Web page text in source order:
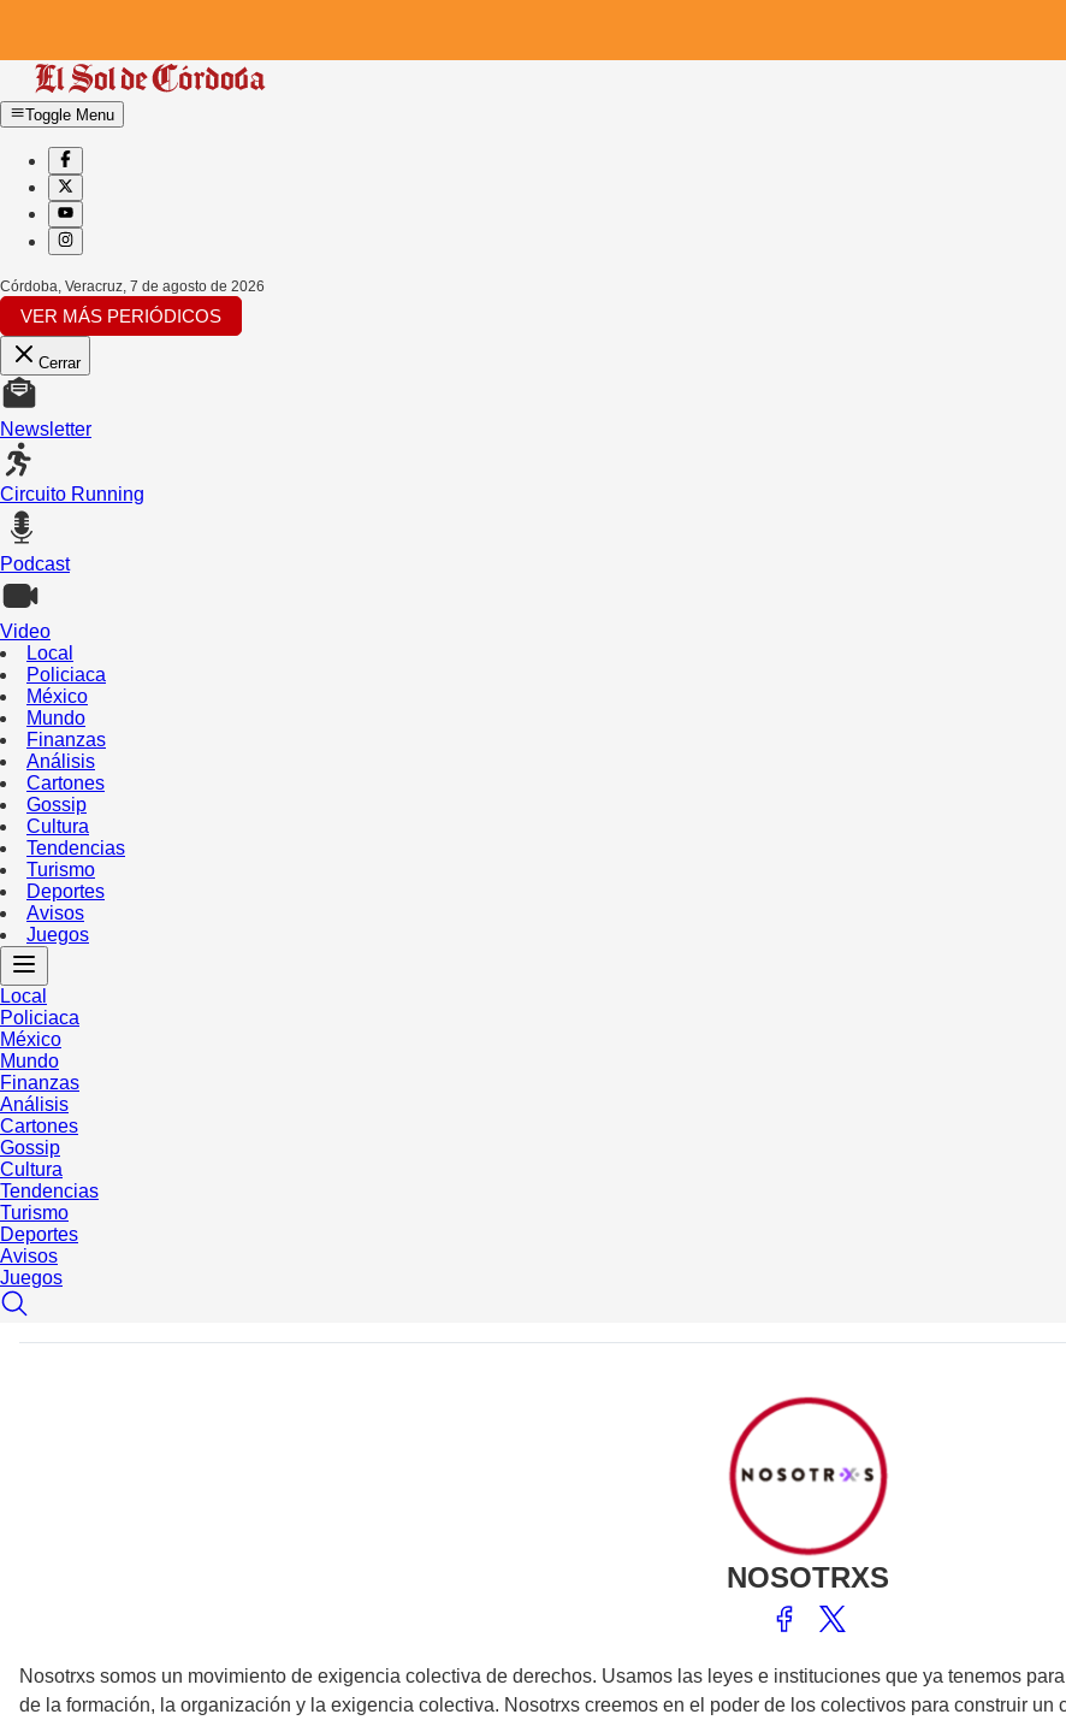
Toggle Menu
Córdoba, Veracruz 7 de agosto de 2026
VER MÁS PERIÓDICOS
Cerrar
Newsletter
Circuito Running
Podcast
Video
Local
Policiaca
México
Mundo
Finanzas
Análisis
Cartones
Gossip
Cultura
Tendencias
Turismo
Deportes
Avisos
Juegos
Local
Policiaca
México
Mundo
Finanzas
Análisis
Cartones
Gossip
Cultura
Tendencias
Turismo
Deportes
Avisos
Juegos
NOSOTRXS
Nosotrxs somos un movimiento de exigencia colectiva de derechos. Usamos las leyes e instituciones que ya tenemos
de la formación, la organización y la exigencia colectiva. Nosotrxs creemos en el poder de los colectivos para construir un